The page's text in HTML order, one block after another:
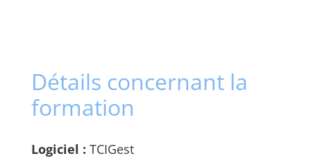
Détails concernant la
formation
Logiciel : TCIGest